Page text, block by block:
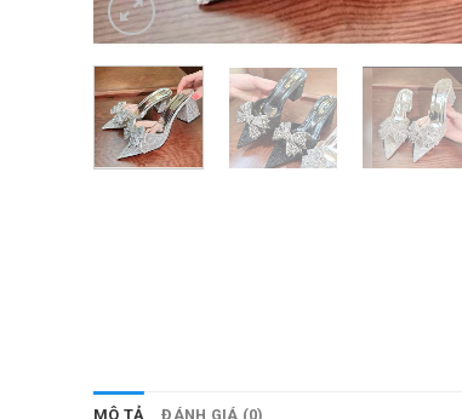
MÔ TẢ ĐÁNH GIÁ (0)